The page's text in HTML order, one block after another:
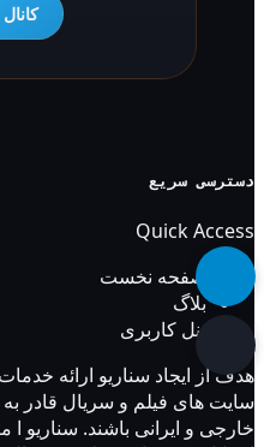
دسترسی سریع
Quick Access
صفحه نخست
بلاگ
پنل کاربری
هدف از ایجاد سناریو ارائه
سایت های فیلم و سریال قادر
خارجی و ایرانی باشند. سناریو